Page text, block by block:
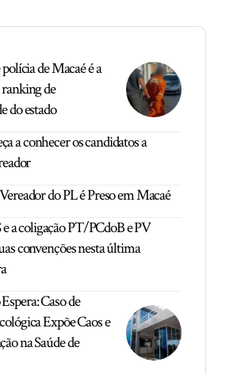
de Macaé é a
de
do estado
a conhecer os candidatos a
do PL é Preso em Macaé
a coligação PT/PCdoB e PV
convenções nesta última
Caso de
Expõe Caos e
na Saúde de